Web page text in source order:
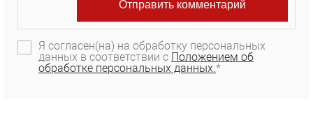
Я согласен(на) на обработку персональных
данных в соответствии с Положением об
обработке персональных данных.*